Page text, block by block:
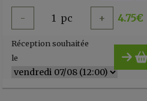
- 1 pc + 4.75€
Réception souhaitée
le